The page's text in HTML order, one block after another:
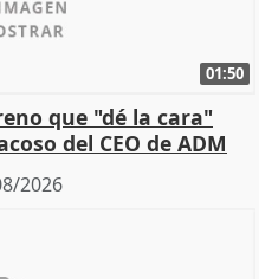
01:50
que "dé la cara"
del CEO de ADM
2026